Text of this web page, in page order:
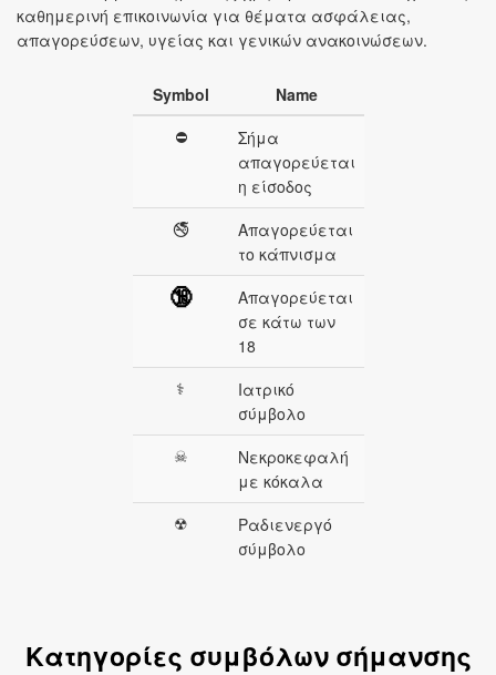
καθημερινή επικοινωνία για θέματα ασφάλειας,
απαγορεύσεων, υγείας και γενικών ανακοινώσεων.
Symbol
Name
⛔
Σήμα
απαγορεύεται
η είσοδος
🚭
Απαγορεύεται
το κάπνισμα
🔞
Απαγορεύεται
σε κάτω των
18
⚕
Ιατρικό
σύμβολο
☠
Νεκροκεφαλή
με κόκαλα
☢
Ραδιενεργό
σύμβολο
Κατηγορίες συμβόλων σήμανσης